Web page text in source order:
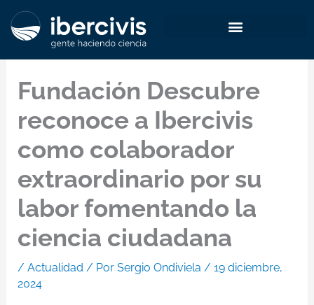
Fundación Descubre
reconoce a Ibercivis
como colaborador
extraordinario por su
labor fomentando la
ciencia ciudadana
/ Actualidad / Por Sergio Ondiviela / 19 diciembre,
2024